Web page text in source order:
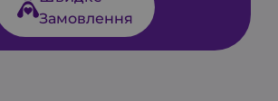
Замовлення